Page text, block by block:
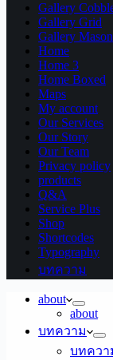
Gallery
Gallery Grid
Gallery
Home
Home 3
Home Boxed
Maps
My account
Our Services
Our Story
Our Team
Privacy policy
products
Q&A
Service Plus
Shop
Shortcodes
Typography
บทความ
about
about
บทความ
บทควา